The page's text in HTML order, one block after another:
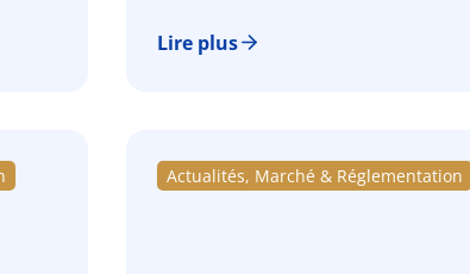
Lire plus
Actualités, Marché & Réglementation